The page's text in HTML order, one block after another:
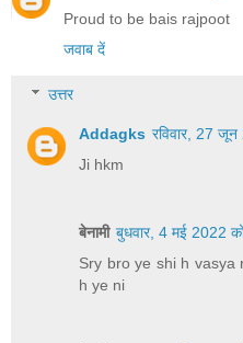
Proud to be bais rajpoot
जवाब दें
उत्तर
Addagks रविवार, 27
Ji hkm
बेनामी बुधवार, 4 मई 2022
Sry bro ye shi h vasya
h ye ni